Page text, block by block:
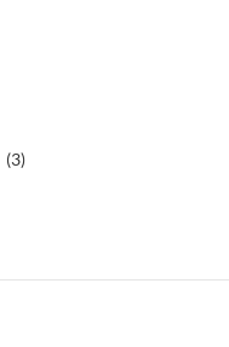
(3)